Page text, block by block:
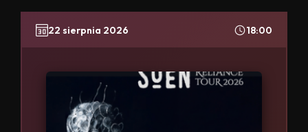
22 sierpnia 2026 18:00